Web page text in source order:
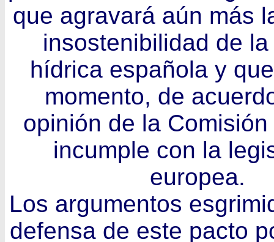
que agravará aún más
insostenibilidad de
hídrica española y
momento, de
opinión de la
incumple con la
europea.
Los argumentos
defensa de este pacto